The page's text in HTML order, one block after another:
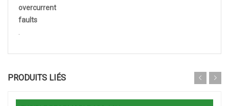
overcurrent
faults
PRODUITS LIÉS